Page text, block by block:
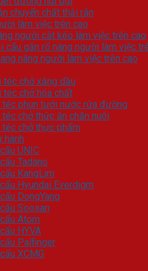
chuyển chất thải rắn
làm việc trên cao
người cắt kéo làm việc trên cao
cẩu gắn rổ nâng người làm việc
nâng người làm việc trên cao
téc chở xăng dầu
tec chở hóa chất
téc phun tưới nước rửa đường
chở thức ăn chăn nuôi
téc chở thực phẩm
hành
UNIC
Tadano
KangLim
Hyundai Everdigm
DongYang
Soosan
Atom
HYVA
Palfinger
XCMG